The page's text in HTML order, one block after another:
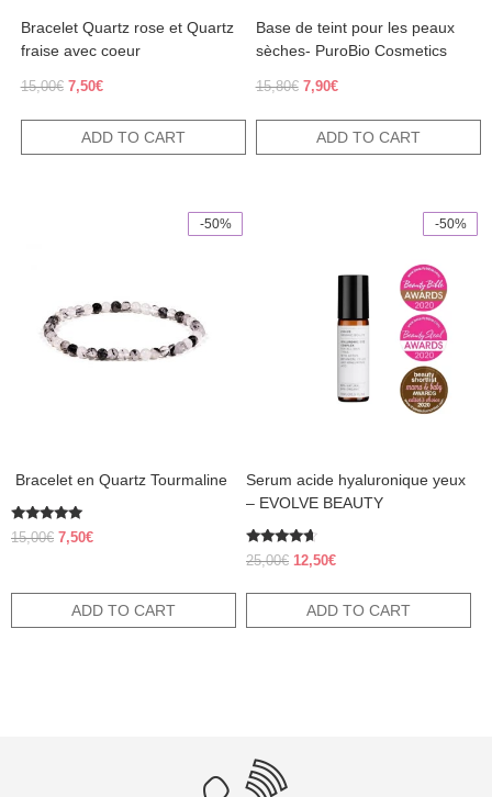
Bracelet Quartz rose et Quartz
fraise avec coeur
15,00€ Original
15,00€.
7,50€Current
7,50€.
ADD TO CART
Base de teint pour les peaux
sèches- PuroBio Cosmetics
15,80€ Original
15,80€.
7,90€Current
7,90€.
ADD TO CART
-50%
​ Bracelet en Quartz Tourmaline
Rated
5.00
15,00€ Original
15,00€.
7,50€Current
7,50€.
ADD TO CART
-50%
Serum acide hyaluronique yeux
– EVOLVE BEAUTY
Rated
4.38
25,00€ Original
25,00€.
12,50€Current
12,50€.
ADD TO CART